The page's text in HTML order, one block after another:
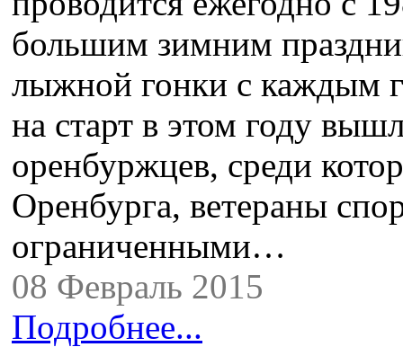
большим зимним
лыжной гонки с каждым
на старт в этом году
оренбуржцев, среди
Оренбурга, ветераны
ограниченными…
08 Февраль 2015
Подробнее...